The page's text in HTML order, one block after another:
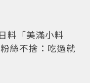
料「美滿小料
絲不捨：吃過就